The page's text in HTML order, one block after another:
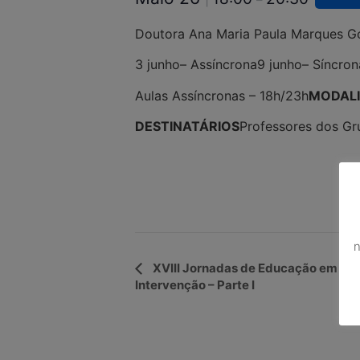
Doutora Ana Maria Paula Marques
3 junho– Assíncrona9 junho–
Aulas Assíncronas – 18h/23h
DESTINATÁRIOSProfessores dos
Navegação
do
XVIII Jornadas de Educação em
Intervenção – Parte I